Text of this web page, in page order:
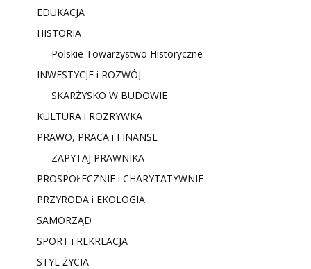
EDUKACJA
HISTORIA
Polskie Towarzystwo Historyczne
INWESTYCJE i ROZWÓJ
SKARŻYSKO W BUDOWIE
KULTURA i ROZRYWKA
PRAWO, PRACA i FINANSE
ZAPYTAJ PRAWNIKA
PROSPOŁECZNIE i CHARYTATYWNIE
PRZYRODA i EKOLOGIA
SAMORZĄD
SPORT i REKREACJA
STYL ŻYCIA